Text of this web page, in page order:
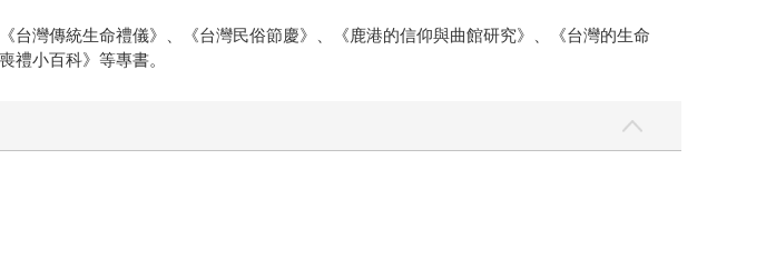
灣傳統生命禮儀》、《台灣民俗節慶》、《鹿港的信仰與曲館研究》、《台灣的生命
禮小百科》等專書。